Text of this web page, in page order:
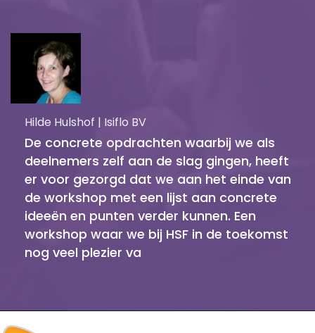
Hilde Hulshof | Isiflo BV
De concrete opdrachten waarbij we als
deelnemers zelf aan de slag gingen, heeft
er voor gezorgd dat we aan het einde van
de workshop met een lijst aan concrete
ideeën en punten verder kunnen. Een
workshop waar we bij HSF in de toekomst
nog veel plezier va